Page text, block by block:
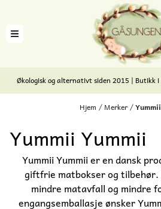
Økologisk og alternativt siden 2015 | Butikk i
Hjem / Merker /
Yummii Yummii
Yummii Yummii er en dansk
giftfrie matbokser og tilbehør.
mindre matavfall og mindre
engangsemballasje ønsker